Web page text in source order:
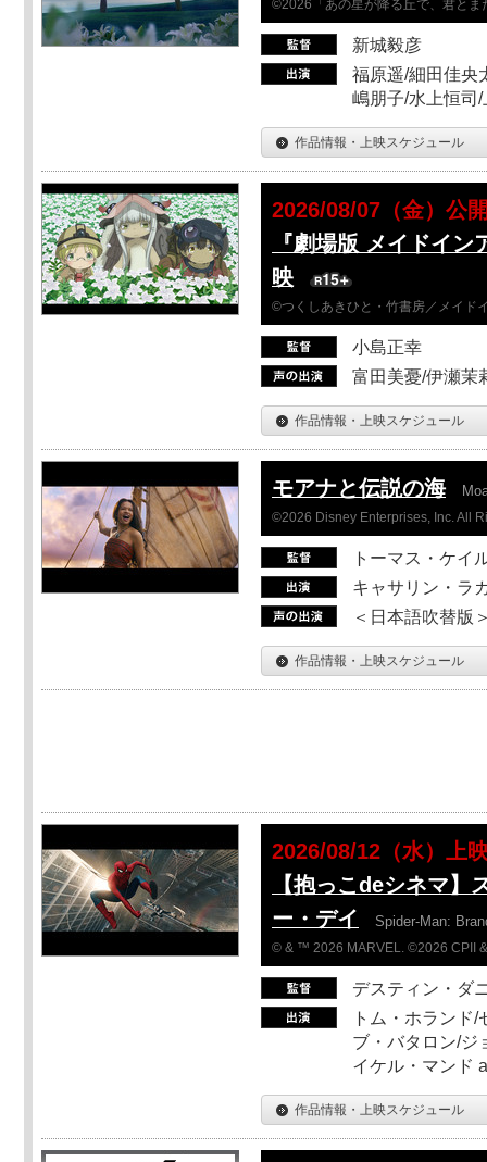
©2026「あの星が降る丘で、君とま
新城毅彦
福原遥/細田佳央
嶋朋子/水上恒司
作品情報・上映スケジュール
2026/08/07（金）公
『劇場版 メイドイ
映
©つくしあきひと・竹書房／メイド
小島正幸
富田美憂/伊瀬茉
作品情報・上映スケジュール
モアナと伝説の海
©2026 Disney Enterprises, Inc. All
トーマス・ケイ
キャサリン・ラ
＜日本語吹替版
作品情報・上映スケジュール
2026/08/12（水）上
【抱っこdeシネマ】
ー・デイ
Spider-Man:
© & ™ 2026 MARVEL. ©2026 CPII
デスティン・ダ
トム・ホランド
ブ・バタロン/ジ
イケル・マンド
作品情報・上映スケジュール